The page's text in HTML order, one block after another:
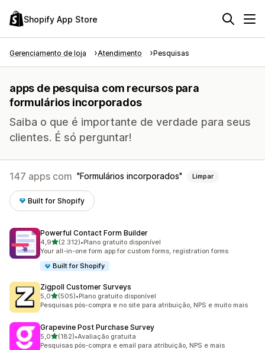
Shopify App Store
Gerenciamento de loja Atendimento Pesquisas
apps de pesquisa com recursos para
formulários incorporados
Saiba o que é importante de verdade para seus
clientes. É só perguntar!
147 apps com Formulários incorporados Limpar
Built for Shopify
Powerful Contact Form Builder
4,9de 5 estrelas
(2.312)
2312 avaliações ao todo
•Plano gratuito disponível
Your all-in-one form app for custom forms, registration forms
Built for Shopify
Zigpoll Customer Surveys
5,0de 5 estrelas
(505)
505 avaliações ao todo
•Plano gratuito disponível
Pesquisas pós-compra e no site para atribuição, NPS e muito mais
Grapevine Post Purchase Survey
5,0de 5 estrelas
(182)
182 avaliações ao todo
•Avaliação gratuita
Pesquisas pós-compra e email para atribuição, NPS e mais